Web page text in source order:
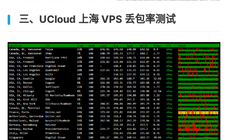
三、UCloud 上海 VPS 丢包率测试